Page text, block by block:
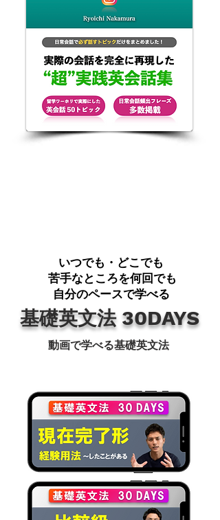
​いつでも・どこでも
​苦手なところを何回でも
​自分のペースで学べる
​基礎英文法 30DAYS
​動画で学べる基礎英文法